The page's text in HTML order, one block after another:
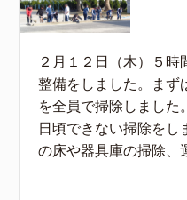
２月１２日（木）５
整備をしました。まず
を全員で掃除しました
日頃できない掃除を
の床や器具庫の掃除